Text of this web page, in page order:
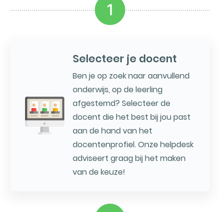
1
Selecteer je docent
Ben je op zoek naar aanvullend
onderwijs, op de leerling
afgestemd? Selecteer de
docent die het best bij jou past
aan de hand van het
docentenprofiel. Onze helpdesk
adviseert graag bij het maken
van de keuze!